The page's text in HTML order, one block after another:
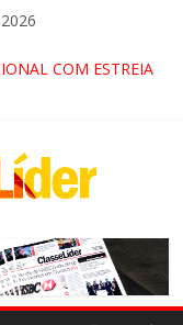
COM ESTREIA
NO FIM
NA RETA FINAL